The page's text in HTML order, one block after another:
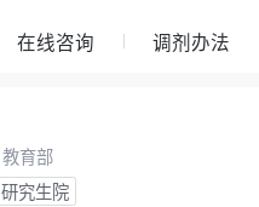
在线咨询 调剂办法
教育部
研究生院